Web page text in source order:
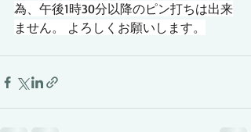
為、午後1時30分以降のピン打ちは出来
ません。 よろしくお願いします。